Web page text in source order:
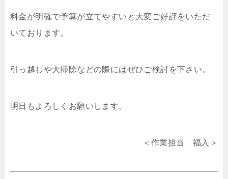
料金が明確で予算が立てやすいと大変ご好評をいただ
いております。
引っ越しや大掃除などの際にはぜひご検討を下さい。
明日もよろしくお願いします。
＜作業担当 福入＞